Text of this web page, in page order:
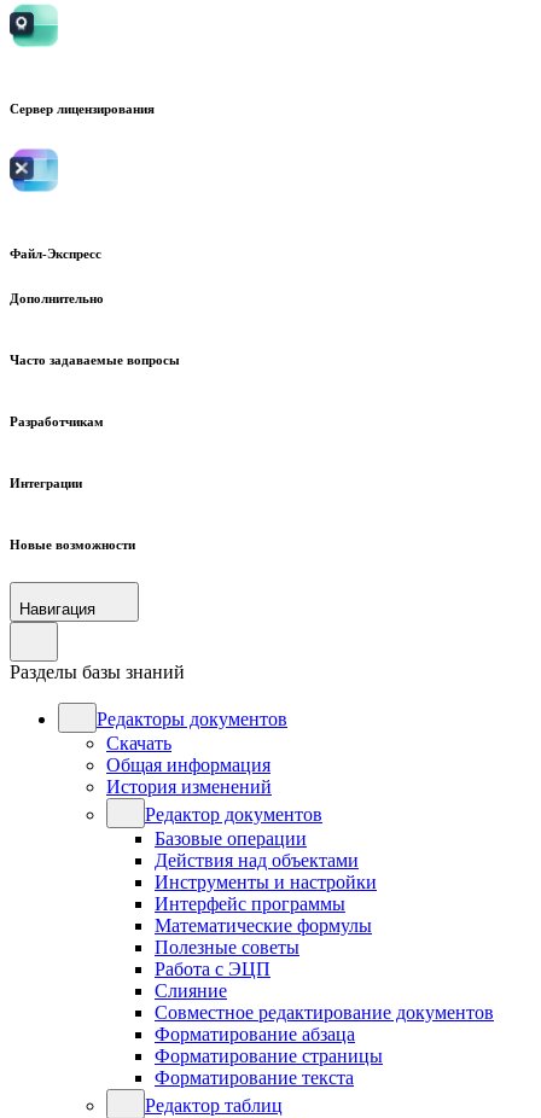
Сервер лицензирования
Файл-Экспресс
Дополнительно
Часто задаваемые вопросы
Разработчикам
Интеграции
Новые возможности
Навигация
Разделы базы знаний
Редакторы документов
Скачать
Общая информация
История изменений
Редактор документов
Базовые операции
Действия над объектами
Инструменты и настройки
Интерфейс программы
Математические формулы
Полезные советы
Работа с ЭЦП
Слияние
Совместное редактирование документов
Форматирование абзаца
Форматирование страницы
Форматирование текста
Редактор таблиц